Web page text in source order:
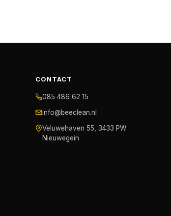
CONTACT
085 486 62 15
info@beeclean.nl
Veluwehaven 55, 3433 PW
Nieuwegein